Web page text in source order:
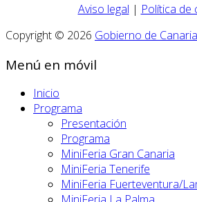
Aviso legal | Política de
Copyright © 2026 Gobierno de
Menú en móvil
Inicio
Programa
Presentación
Programa
MiniFeria Gran Canaria
MiniFeria Tenerife
MiniFeria Fuerteventura/